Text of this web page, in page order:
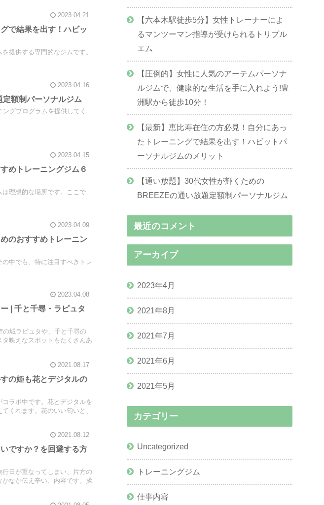
2023.04.21
で結果を出す！ハビッ
提供する専門的なジムです。
2023.04.16
定額制パーソナルジム
グプログラムを提供してく
2023.04.15
めトレーニングジム６
理想的な場所です。ここで
2023.04.09
のおすすめトレーニン
中でも、特に注目すべきトレ
2023.04.08
| 千と千尋・ラピュタ
城ラピュタや、千と千尋の
映えなスポットもたくさんあ
2021.08.17
の姫も花とデジタルの
ラボ中です。花とデジタルを
くれます。花のいい匂いと、
2021.08.12
ですか？を回避する方
日が重なってしまい、片方の
なか伝え辛い、内容です。揉
【六本木駅徒歩5分】女性トレーナーによ
るマンツーマン指導が受けられるトリプル
エム
【圧倒的】女性に人気のアーテムパーソナ
ルジムで、健康的な生活を手に入れよう!豊
洲駅から徒歩10分！
【最新】恵比寿在住の方必見！自分にあっ
たトレーニングで結果を出す！ハビットパ
ーソナルジムのメリット
【通い放題】30代女性が輝くための
BREEZEの通い放題定額制パーソナルジム
最近のコメント
アーカイブ
2023年4月
2021年8月
2021年7月
2021年6月
2021年5月
カテゴリー
Uncategorized
トレーニングジム
仕事内容